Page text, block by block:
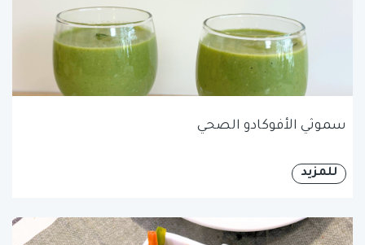
سموثي الأفوكادو الصحي
للمزيد